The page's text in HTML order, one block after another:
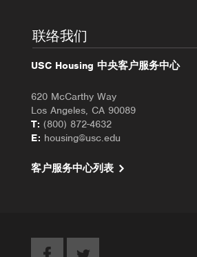
联络我们
USC Housing 中央客户服务中心
620 McCarthy Way
Los Angeles, CA 90089
T: (800) 872-4632
E: housing@usc.edu
客户服务中心列表